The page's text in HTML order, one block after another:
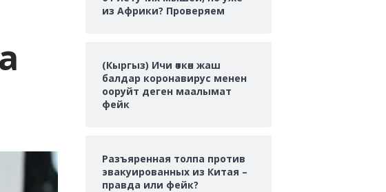
из Африки? Проверяем
(Кыргыз) Ичи өткөн жаш
балдар коронавирус менен
ооруйт деген маалымат
фейк
Разъяренная толпа против
эвакуированных из Китая –
правда или фейк?